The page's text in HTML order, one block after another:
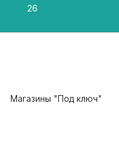
26
Магазины "Под ключ"